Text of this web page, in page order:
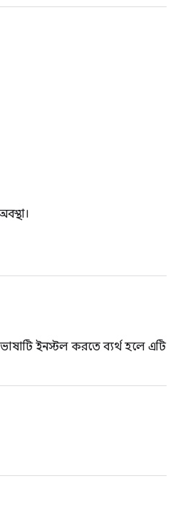
ইনস্টল করতে ব্যর্থ হলে এটি